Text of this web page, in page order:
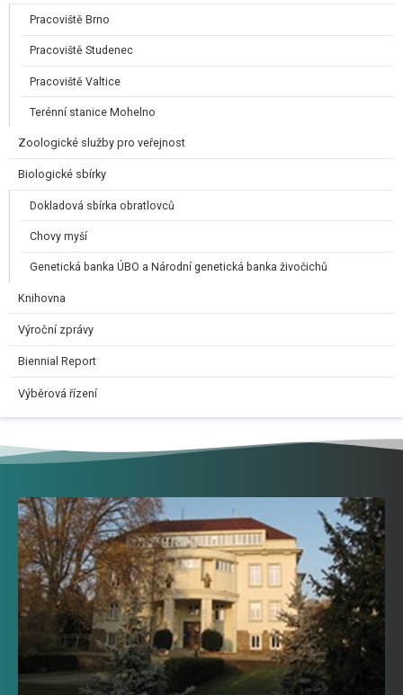
Pracoviště Brno
Pracoviště Studenec
Pracoviště Valtice
Terénní stanice Mohelno
Zoologické služby pro veřejnost
Biologické sbírky
Dokladová sbírka obratlovců
Chovy myší
Genetická banka ÚBO a Národní genetická banka živočichů
Knihovna
Výroční zprávy
Biennial Report
Výběrová řízení